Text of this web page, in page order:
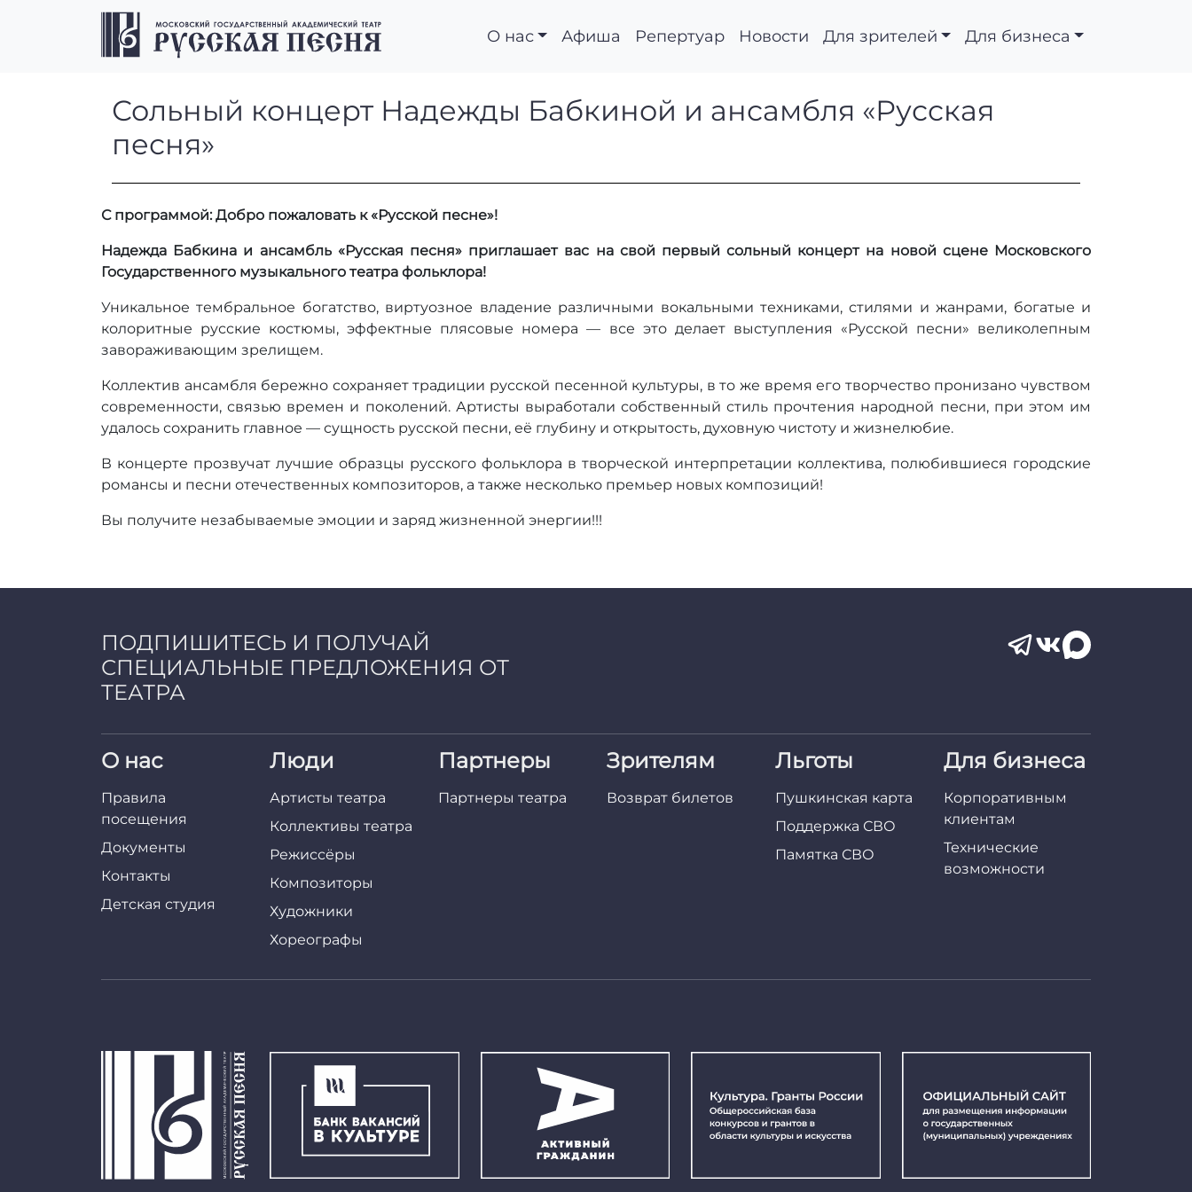
Перейти к содержимому
Перейти к футеру
О нас Афиша Репертуар Новости Для зрителей Для бизнеса
Сольный концерт Надежды Бабкиной и ансамбля
Сольный концерт Надежды Бабкиной и ансамбля «Русская
песня»
С программой: Добро пожаловать к «Русской песне»!
Надежда Бабкина и ансамбль «Русская песня» приглашает вас на свой первый сольный концерт на новой сцене Московского
Государственного музыкального театра фольклора!
Уникальное тембральное богатство, виртуозное владение различными вокальными техниками, стилями и жанрами, богатые и
колоритные русские костюмы, эффектные плясовые номера — все это делает выступления «Русской песни» великолепным
завораживающим зрелищем.
Коллектив ансамбля бережно сохраняет традиции русской песенной культуры, в то же время его творчество пронизано чувством
современности, связью времен и поколений. Артисты выработали собственный стиль прочтения народной песни, при этом им
удалось сохранить главное — сущность русской песни, её глубину и открытость, духовную чистоту и жизнелюбие.
В концерте прозвучат лучшие образцы русского фольклора в творческой интерпретации коллектива, полюбившиеся городские
романсы и песни отечественных композиторов, а также несколько премьер новых композиций!
Вы получите незабываемые эмоции и заряд жизненной энергии!!!
ПОДПИШИТЕСЬ И ПОЛУЧАЙ
СПЕЦИАЛЬНЫЕ ПРЕДЛОЖЕНИЯ ОТ
ТЕАТРА
О нас
Правила
посещения
Документы
Контакты
Детская студия
Люди
Артисты театра
Коллективы театра
Режиссёры
Композиторы
Художники
Хореографы
Партнеры
Партнеры театра
Зрителям
Возврат билетов
Льготы
Пушкинская карта
Поддержка СВО
Памятка СВО
Для бизнеса
Корпоративным
клиентам
Технические
возможности